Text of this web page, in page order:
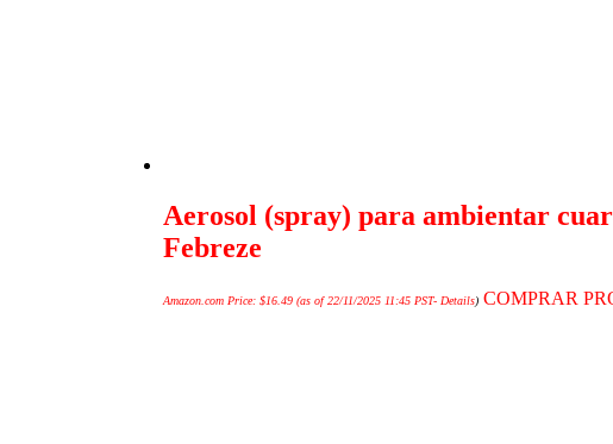
Aerosol (spray) para ambientar
Febreze
Amazon.com Price: $16.49 (as of 22/11/2025 11:45 PST- Details) COMPRAR